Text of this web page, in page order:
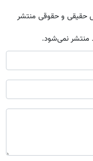
حقیقی و حقوقی منتشر
منتشر نمی‌شود.